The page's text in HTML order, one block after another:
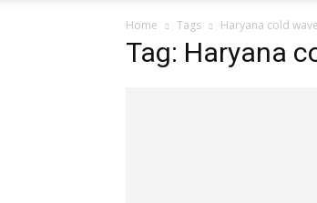
Home Tags Haryana cold
Tag: Haryana